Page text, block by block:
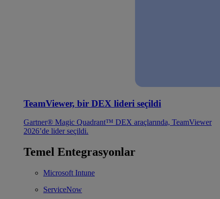
TeamViewer, bir DEX lideri seçildi
Gartner® Magic Quadrant™ DEX araçlarında, TeamViewer
2026’de lider seçildi.
Temel Entegrasyonlar
Microsoft Intune
ServiceNow